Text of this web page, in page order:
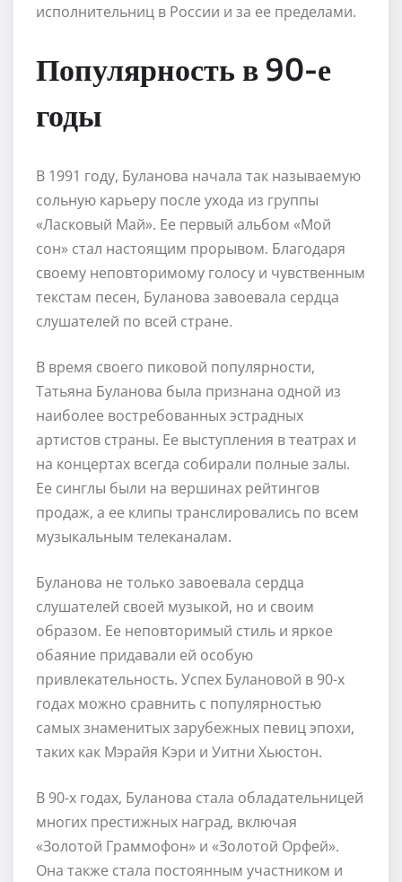
исполнительниц в России и за ее пределами.
Популярность в 90-е
годы
В 1991 году, Буланова начала так называемую
сольную карьеру после ухода из группы
«Ласковый Май». Ее первый альбом «Мой
сон» стал настоящим прорывом. Благодаря
своему неповторимому голосу и чувственным
текстам песен, Буланова завоевала сердца
слушателей по всей стране.
В время своего пиковой популярности,
Татьяна Буланова была признана одной из
наиболее востребованных эстрадных
артистов страны. Ее выступления в театрах и
на концертах всегда собирали полные залы.
Ее синглы были на вершинах рейтингов
продаж, а ее клипы транслировались по всем
музыкальным телеканалам.
Буланова не только завоевала сердца
слушателей своей музыкой, но и своим
образом. Ее неповторимый стиль и яркое
обаяние придавали ей особую
привлекательность. Успех Булановой в 90-х
годах можно сравнить с популярностью
самых знаменитых зарубежных певиц эпохи,
таких как Мэрайя Кэри и Уитни Хьюстон.
В 90-х годах, Буланова стала обладательницей
многих престижных наград, включая
«Золотой Граммофон» и «Золотой Орфей».
Она также стала постоянным участником и